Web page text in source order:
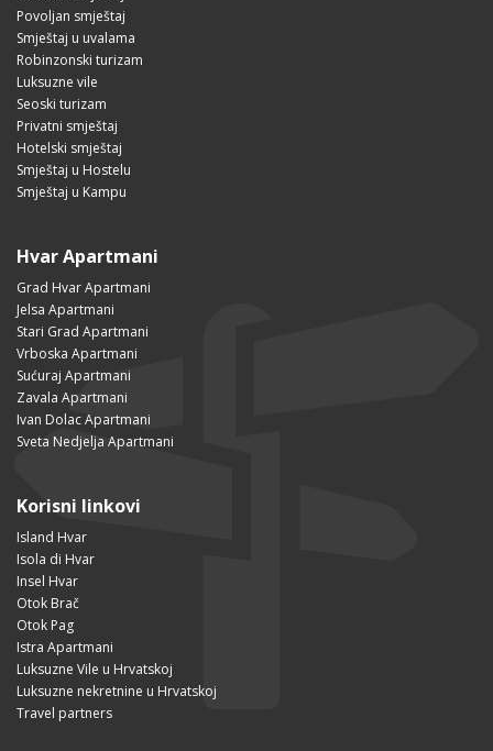
Povoljan smještaj
Smještaj u uvalama
Robinzonski turizam
Luksuzne vile
Seoski turizam
Privatni smještaj
Hotelski smještaj
Smještaj u Hostelu
Smještaj u Kampu
Hvar Apartmani
Grad Hvar Apartmani
Jelsa Apartmani
Stari Grad Apartmani
Vrboska Apartmani
Sućuraj Apartmani
Zavala Apartmani
Ivan Dolac Apartmani
Sveta Nedjelja Apartmani
Korisni linkovi
Island Hvar
Isola di Hvar
Insel Hvar
Otok Brač
Otok Pag
Istra Apartmani
Luksuzne Vile u Hrvatskoj
Luksuzne nekretnine u Hrvatskoj
Travel partners